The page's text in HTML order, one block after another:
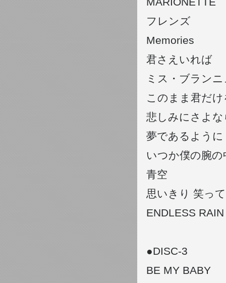
フレンズ
Memories
君さえいれば
ミス・ブラン
このまま君だ
悲しみにさよな
夢であるように
いつか僕の腕の
青空
思いきり 笑って
ENDLESS RAIN
●DISC-3
BE MY BABY